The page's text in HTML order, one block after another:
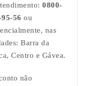
0800-
56 ou
nas
Barra da
Centro e Gávea.
não